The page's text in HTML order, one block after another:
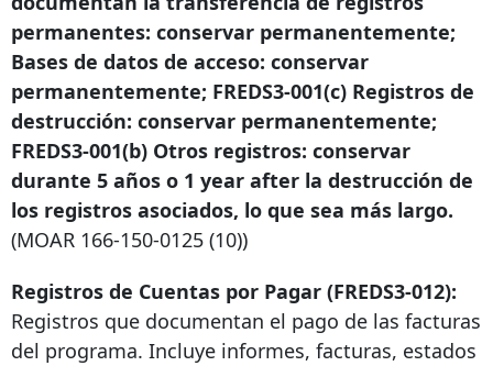
permanentes: conservar permanentemente;
Bases de datos de acceso: conservar
permanentemente; FREDS3-001(c) Registros de
destrucción: conservar permanentemente;
FREDS3-001(b) Otros registros: conservar
durante 5 años o 1 year after la destrucción de
los registros asociados, lo que sea más largo.
(MOAR 166-150-0125 (10))
Registros de Cuentas por Pagar (FREDS3-012):
Registros que documentan el pago de las facturas
del programa. Incluye informes, facturas, estados